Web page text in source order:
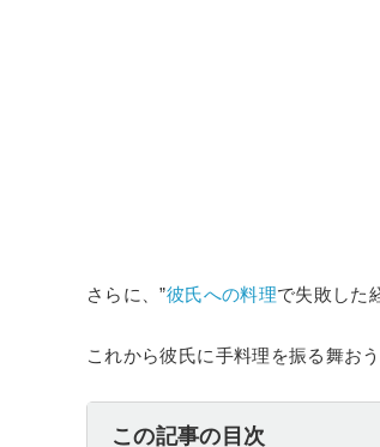
さらに、”彼氏への料理で失敗した
これから彼氏に手料理を振る舞お
この記事の目次